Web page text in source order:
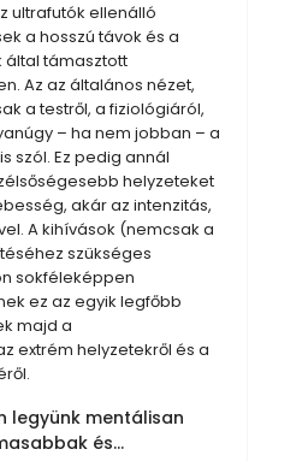
ultrafutók ellenálló
a hosszú távok és a
támasztott
Az az általános nézet,
a testről, a fiziológiáról,
– ha nem jobban – a
szól. Ez pedig annál
helyzeteket
akár az intenzitás,
A kihívások (nemcsak a
szükséges
sokféleképpen
ez az egyik legfőbb
majd a
extrém helyzetekről és a
legyünk mentálisan
és...